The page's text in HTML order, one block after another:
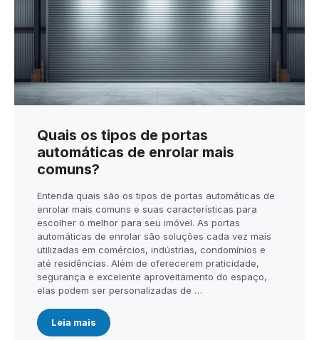
Quais os tipos de portas
automáticas de enrolar mais
comuns?
Entenda quais são os tipos de portas automáticas de
enrolar mais comuns e suas características para
escolher o melhor para seu imóvel. As portas
automáticas de enrolar são soluções cada vez mais
utilizadas em comércios, indústrias, condomínios e
até residências. Além de oferecerem praticidade,
segurança e excelente aproveitamento do espaço,
elas podem ser personalizadas de …
Leia mais